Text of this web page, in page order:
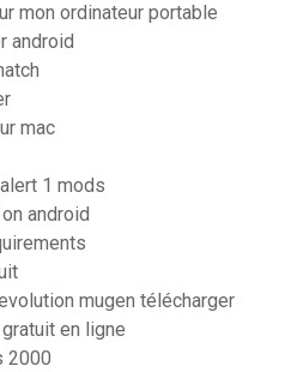
mon ordinateur portable
android
mac
1 mods
android
mugen télécharger
en ligne
2000